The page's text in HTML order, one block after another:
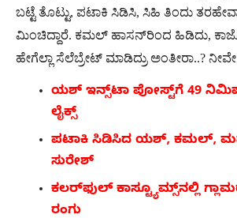
ಬಟ್ಟೆ ತೊಟ್ಟು, ಪಟಾಕಿ ಸಿಡಿಸಿ, ಸಿಹಿ ತಿಂದು
ಮಿಂಚಿದ್ದಾರೆ. ಕಮಲ್ ಹಾಸನ್​ರಿಂದ ಹಿಡಿದು,
ಹೇಗೆಲ್ಲಾ ಸೆಲೆಬ್ರೇಟ್ ಮಾಡಿದ್ರು ಅಂತೀರಾ..?
ಯಶ್ ಇನ್ಸ್​ಟಾ ಪೋಸ್ಟ್​ಗೆ 49
ಲೈಕ್ಸ್
ಪಟಾಕಿ ಸಿಡಿಸಿದ ಯಶ್, ಕಮಲ್,
ಸುರೇಶ್
ಕಲರ್​ಫುಲ್ ಕಾಸ್ಟ್ಯೂಮ್ಸ್​ನಲ್ಲಿ
ರಂಗು